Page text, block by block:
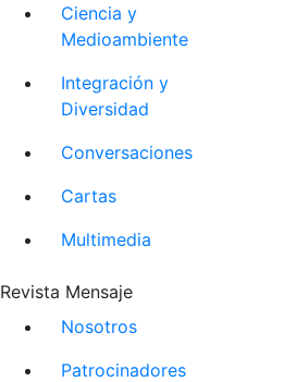
Ciencia y
Medioambiente
Integración y
Diversidad
Conversaciones
Cartas
Multimedia
Revista Mensaje
Nosotros
Patrocinadores